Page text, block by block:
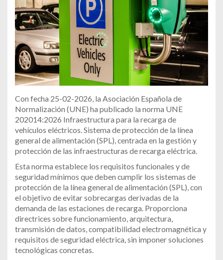
Con fecha 25-02-2026, la Asociación Española de
Normalización (UNE) ha publicado la norma UNE
202014:2026 Infraestructura para la recarga de
vehículos eléctricos. Sistema de protección de la línea
general de alimentación (SPL), centrada en la gestión y
protección de las infraestructuras de recarga eléctrica.
Esta norma establece los requisitos funcionales y de
seguridad mínimos que deben cumplir los sistemas de
protección de la línea general de alimentación (SPL), con
el objetivo de evitar sobrecargas derivadas de la
demanda de las estaciones de recarga. Proporciona
directrices sobre funcionamiento, arquitectura,
transmisión de datos, compatibilidad electromagnética y
requisitos de seguridad eléctrica, sin imponer soluciones
tecnológicas concretas.